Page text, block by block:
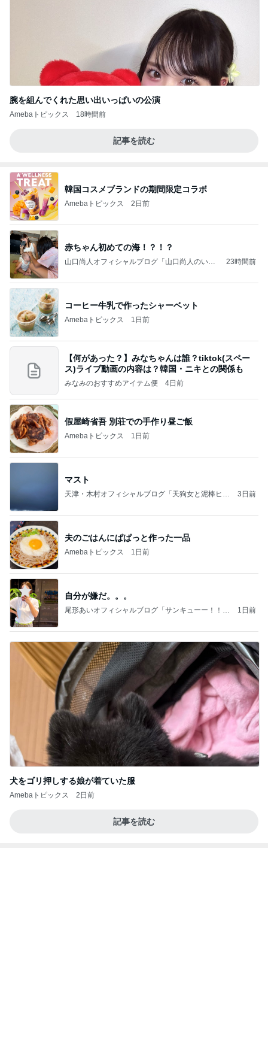
腕を組んでくれた思い出いっぱいの公演
Amebaトピックス 18時間前
記事を読む
韓国コスメブランドの期間限定コラボ
Amebaトピックス 2日前
赤ちゃん初めての海！？！？
山口尚人オフィシャルブログ「山口尚人のいき
23時間前
コーヒー牛乳で作ったシャーベット
Amebaトピックス 1日前
【何があった？】みなちゃんは誰？tiktok(スペー
ス)ライブ動画の内容は？韓国・ニキとの関係も
みなみのおすすめアイテム便 4日前
假屋崎省吾 別荘での手作り昼ご飯
Amebaトピックス 1日前
マスト
天津・木村オフィシャルブログ「天狗女と泥棒ヒゲ
3日前
夫のごはんにぱぱっと作った一品
Amebaトピックス 1日前
自分が嫌だ。。。
尾形あいオフィシャルブログ「サンキューー！！尾
1日前
犬をゴリ押しする娘が着ていた服
Amebaトピックス 2日前
記事を読む